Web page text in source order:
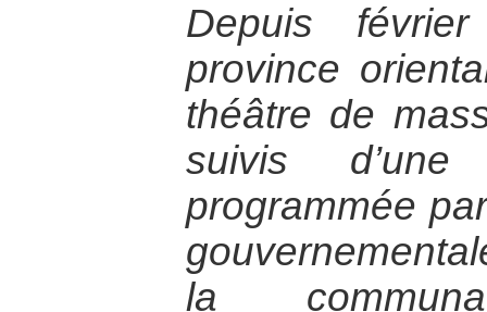
Depuis
province
théâtre de
suivis d’une
programmée
la